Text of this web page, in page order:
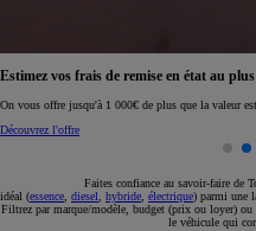
Réservez en ligne votre occasion pour 1€
Réservez en ligne
Faites confiance au savoir-faire de
idéal (essence diesel hybride électrique) parmi une
Filtrez par marque/modèle, budget (prix ou loyer)
le véhicule qui